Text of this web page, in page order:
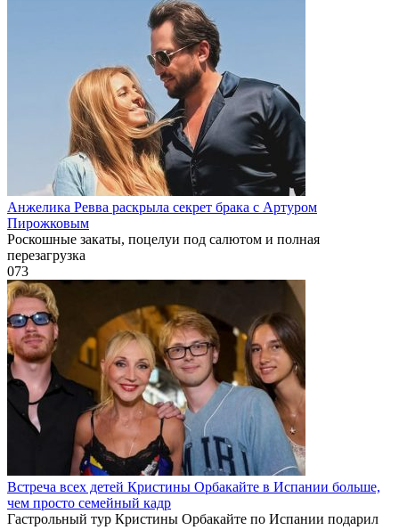
Анжелика Ревва раскрыла секрет брака с Артуром
Пирожковым
Роскошные закаты, поцелуи под салютом и полная
перезагрузка
073
Встреча всех детей Кристины Орбакайте в Испании больше,
чем просто семейный кадр
Гастрольный тур Кристины Орбакайте по Испании подарил